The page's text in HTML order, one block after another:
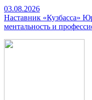
03.08.2026
Наставник «Кузбасса»
ментальность и